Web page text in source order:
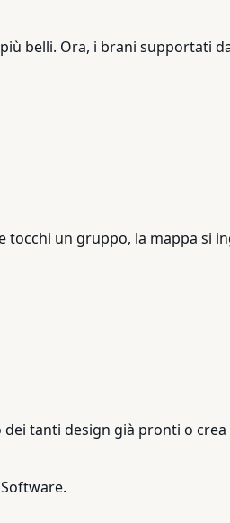
belli. Ora, i brani supportati
tocchi un gruppo, la mappa si
tanti design già pronti o crea